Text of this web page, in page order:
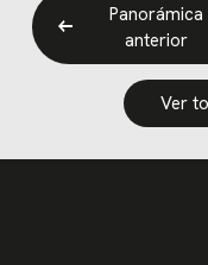
Panorámica
anterior
Ver